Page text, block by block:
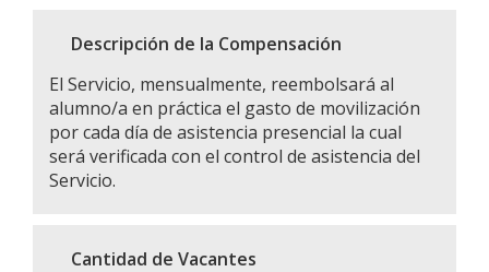
Descripción de la Compensación
El Servicio, mensualmente, reembolsará al
alumno/a en práctica el gasto de movilización
por cada día de asistencia presencial la cual
será verificada con el control de asistencia del
Servicio.
Cantidad de Vacantes